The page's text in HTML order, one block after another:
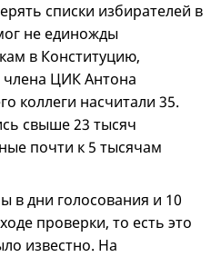
списки избирателей в
не единожды
в Конституцию,
члена ЦИК Антона
коллеги насчитали 35.
свыше 23 тысяч
почти к 5 тысячам
в дни голосования и 10
проверки, то есть это
известно. На